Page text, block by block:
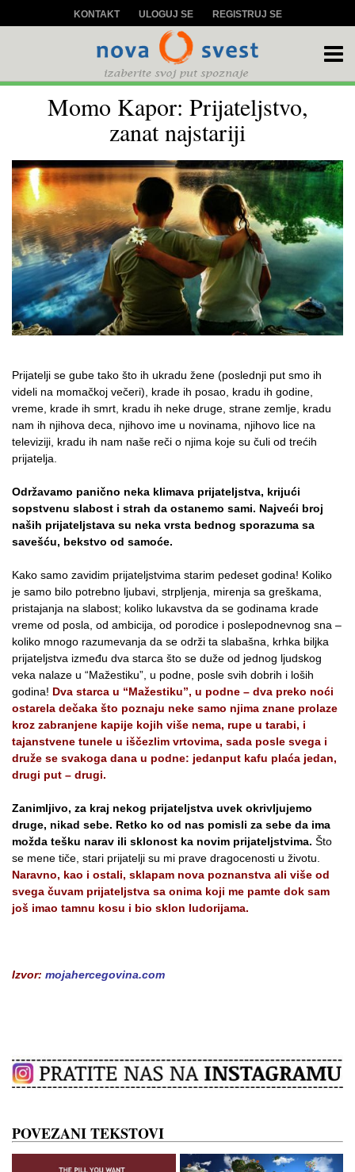
KONTAKT ULOGUJ SE REGISTRUJ SE
Momo Kapor: Prijateljstvo,
Prijatelji se gube tako što ih ukradu žene (poslednji put smo ih
videli na momačkoj večeri), krade ih posao, kradu ih godine,
vreme, krade ih smrt, kradu ih neke druge, strane zemlje, kradu
nam ih njihova deca, njihovo ime u novinama, njihovo lice na
televiziji, kradu ih nam naše reči o njima koje su čuli od trećih
prijatelja.
Održavamo panično neka klimava prijateljstva, krijući
sopstvenu slabost i strah da ostanemo sami. Najveći broj
naših prijateljstava su neka vrsta bednog sporazuma sa
savešću, bekstvo od samoće.
Kako samo zavidim prijateljstvima starim pedeset godina! Koliko
je samo bilo potrebno ljubavi, strpljenja, mirenja sa greškama,
pristajanja na slabost; koliko lukavstva da se godinama krade
vreme od posla, od ambicija, od porodice i poslepodnevnog sna –
koliko mnogo razumevanja da se održi ta slabašna, krhka biljka
prijateljstva između dva starca što se duže od jednog ljudskog
veka nalaze u “Mažestiku”, u podne, posle svih dobrih i loših
godina! Dva starca u “Mažestiku”, u podne – dva preko noći
ostarela dečaka što poznaju neke samo njima znane prolaze
kroz zabranjene kapije kojih više nema, rupe u tarabi, i
tajanstvene tunele u iščezlim vrtovima, sada posle svega i
druže se svakoga dana u podne: jedanput kafu plaća jedan,
drugi put – drugi.
Zanimljivo, za kraj nekog prijateljstva uvek okrivljujemo
druge, nikad sebe. Retko ko od nas pomisli za sebe da ima
možda tešku narav ili sklonost ka novim prijateljstvima. Što
se mene tiče, stari prijatelji su mi prave dragocenosti u životu.
Naravno, kao i ostali, sklapam nova poznanstva ali više od
svega čuvam prijateljstva sa onima koji me pamte dok sam
još imao tamnu kosu i bio sklon ludorijama.
Izvor: mojahercegovina.com
POVEZANI TEKSTOVI